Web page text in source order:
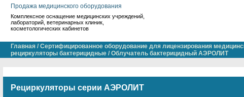
Продажа медицинского оборудования
Комплексное оснащение медицинских учреждений,
лабораторий, ветеринарных клиник,
косметологических кабинетов
Главная / Сертифицированное оборудование для лицензирования
рециркуляторы бактерицидные / Облучатель бактерицидный АЭРОЛИТ
Рециркуляторы серии АЭРОЛИТ